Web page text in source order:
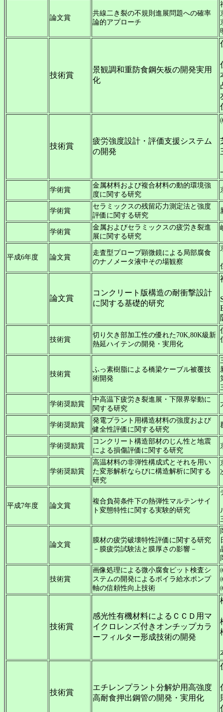
論文賞
共線二き裂の不規則進展問題への確率
論的アプローチ
技術賞
景観調和重防食鋼矢板の開発実用
化
技術賞
疲労強度設計・評価支援システム
の開発
学術賞
金属材料および複合材料の動的環境強
度に関する研究
学術賞
セラミックスの残留応力測定法と強度
評価に関する研究
学術賞
金属およびセラミックスの疲労き裂進
展に関する研究
平成6年度 論文賞
走査型プローブ顕微鏡による局部腐食
のナノメータ液中その場観察
論文賞
コンクリート版構造の耐衝撃設計
に関する基礎的研究
技術賞
切り欠き部加工性の優れた70K,80K級新
熱延ハイテンの開発・実用化
技術賞
ふっ素樹脂による橋梁ケーブル被覆技
術開発
学術奨励賞
中高温下疲労き裂進展・下限界挙動に
関する研究
学術奨励賞
発電プラント用構造材料の強度および
健全性評価に関する研究
学術奨励賞
コンクリート構造部材のじん性と地震
による損傷評価に関する研究
学術奨励賞
高温材料の非弾性構成式とそれを用い
た変形解析ならびに構造解析に関する
研究
平成7年度 論文賞
複合負荷条件下の熱弾性マルテンサイ
ト変態特性に関する実験的研究
論文賞
膜材の疲労破壊特性評価に関する研究
－膜疲労試験法と膜厚さの影響－
技術賞
画像処理による微小腐食ピット検査シ
ステムの開発によるボイラ給水ポンプ
軸の信頼性向上技術
技術賞
感光性有機材料によるＣＣＤ用マ
イクロレンズ付きオンチップカラ
ーフィルター形成技術の開発
技術賞
エチレンプラント分解炉用高強度
高耐食押出鋼管の開発・実用化